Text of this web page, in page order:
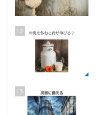
12
13